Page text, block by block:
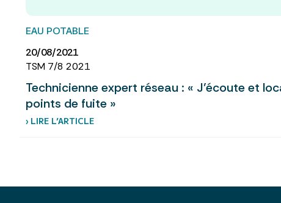
EAU POTABLE
20/08/2021
TSM 7/8 2021
Technicienne expert réseau : « J’écoute et
points de fuite »
› LIRE L’ARTICLE